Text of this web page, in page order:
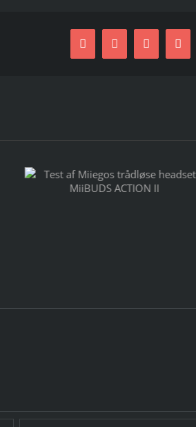
FacebookTwitterLinkedIn
E-
mail
Den direkte vej